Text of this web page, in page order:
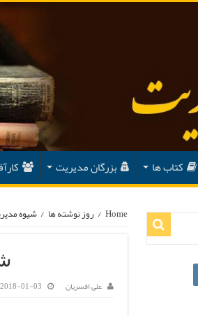
کتاب ها بزرگان مدیریت
Home
/ روز نوشته ها / شیوه
علی افسریان 2018-01-03